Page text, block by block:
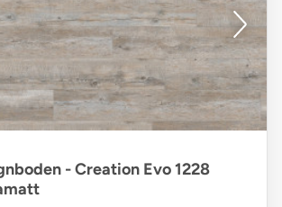
- Creation Evo 1228